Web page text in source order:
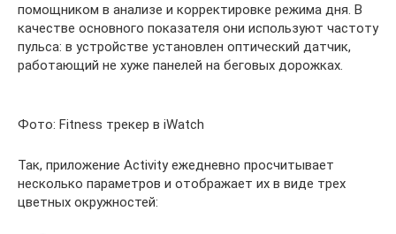
помощником в анализе и корректировке режима дня. В
качестве основного показателя они используют частоту
пульса: в устройстве установлен оптический датчик,
работающий не хуже панелей на беговых дорожках.
Фото: Fitness трекер в iWatch
Так, приложение Activity ежедневно просчитывает
несколько параметров и отображает их в виде трех
цветных окружностей: